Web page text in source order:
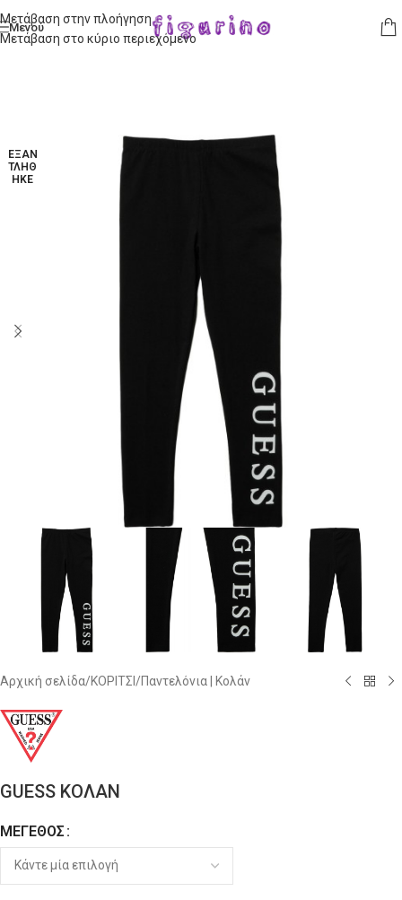
Μετάβαση στην πλοήγηση
Μετάβαση στο κύριο περιεχόμενο
Μενού
ΕΞΑΝ
ΤΛΉΘ
ΗΚΕ
Αρχική σελίδα/ΚΟΡΙΤΣΙ /Παντελόνια | Κολάν
GUESS ΚΟΛΑΝ
ΜΈΓΕΘΟΣ
Alternative: